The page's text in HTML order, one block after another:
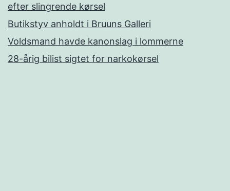
efter slingrende kørsel
Butikstyv anholdt i Bruuns Galleri
Voldsmand havde kanonslag i lommerne
28-årig bilist sigtet for narkokørsel